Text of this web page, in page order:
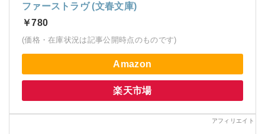
ファーストラヴ (文春文庫)
￥780
(価格・在庫状況は記事公開時点のものです)
Amazon
楽天市場